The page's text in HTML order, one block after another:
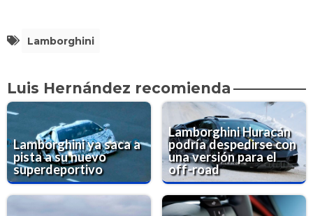
Lamborghini
Luis Hernández recomienda
Lamborghini ya saca a
pista a su nuevo
superdeportivo
Lamborghini Huracán
podría despedirse con
una versión para el
off-road